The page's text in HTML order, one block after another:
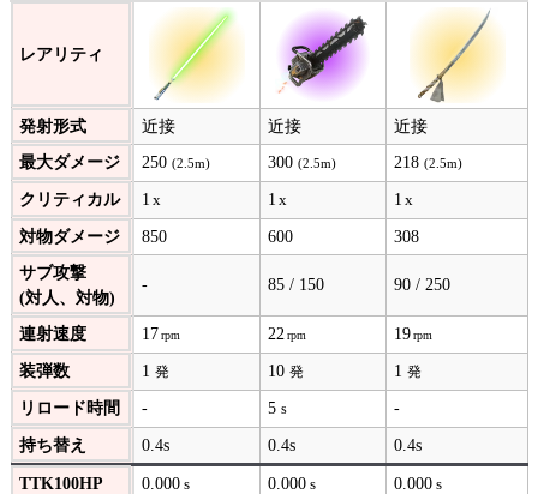
レアリティ
発射形式 近接 近接
近接
最大ダメージ
250 (2.5m) 300 (2.5m) 218 (2.5m)
クリティカル 1 1 1
対物ダメージ 850 600
308
サブ攻撃
(対人、対物)
- 85 / 150 90 / 250
連射速度 17 22 19
装弾数 1 発 10 発 1 発
リロード時間 - 5 s -
持ち替え 0.4s 0.4s 0.4s
TTK100HP 0.000 s 0.000 s 0.000 s